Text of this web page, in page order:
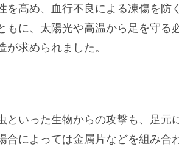
高め、血行不良による凍傷を防
に、太陽光や高温から足を守る
求められました。
いった生物からの攻撃も、足元
によっては金属片などを組み合